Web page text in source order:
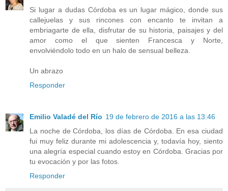
Si lugar a dudas Córdoba es un lugar mágico, donde sus
callejuelas y sus rincones con encanto te invitan a
embriagarte de ella, disfrutar de su historia, paisajes y del
amor como el que sienten Francesca y Norte,
envolviéndolo todo en un halo de sensual belleza.
Un abrazo
Responder
Emilio Valadé del Río 19 de febrero de 2016 a las 13:46
La noche de Córdoba, los días de Córdoba. En esa ciudad
fui muy feliz durante mi adolescencia y, todavía hoy, siento
una alegría especial cuando estoy en Córdoba. Gracias por
tu evocación y por las fotos.
Responder